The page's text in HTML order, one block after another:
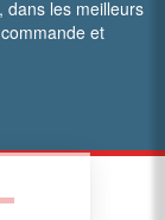
dans les meilleurs
et